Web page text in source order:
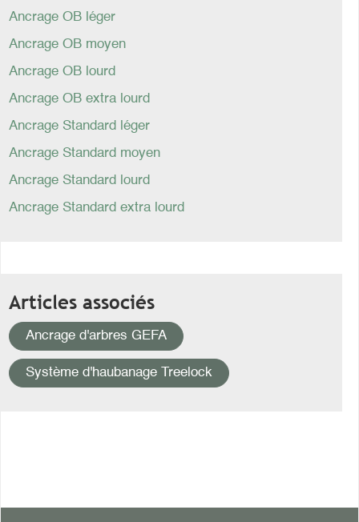
Ancrage OB léger
Ancrage OB moyen
Ancrage OB lourd
Ancrage OB extra lourd
Ancrage Standard léger
Ancrage Standard moyen
Ancrage Standard lourd
Ancrage Standard extra lourd
Articles associés
Ancrage d'arbres GEFA
Système d'haubanage Treelock